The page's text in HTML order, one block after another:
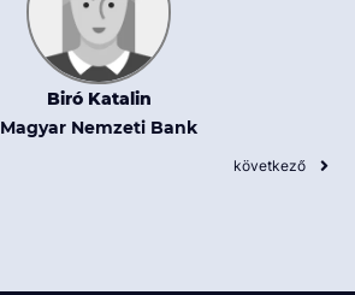
Biró Katalin
Magyar Nemzeti Bank
következő